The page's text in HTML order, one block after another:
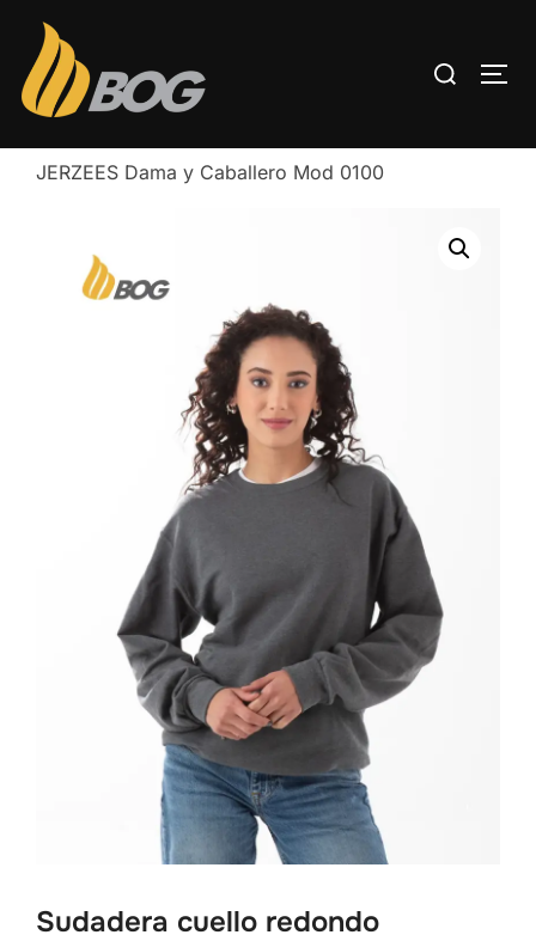
JERZEES Dama y Caballero Mod 0100
Sudadera cuello redondo